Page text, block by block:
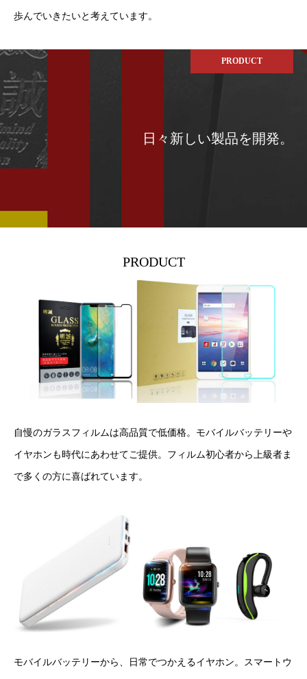
歩んでいきたいと考えています。
PRODUCT
日々新しい製品を開発。
PRODUCT
自慢のガラスフィルムは高品質で低価格。モバイルバッテリーや
イヤホンも時代にあわせてご提供。フィルム初心者から上級者ま
で多くの方に喜ばれています。
モバイルバッテリーから、日常でつかえるイヤホン。スマートウ